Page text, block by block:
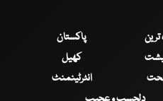
ترین
پاکستان
کھیل
انٹرٹینمنٹ